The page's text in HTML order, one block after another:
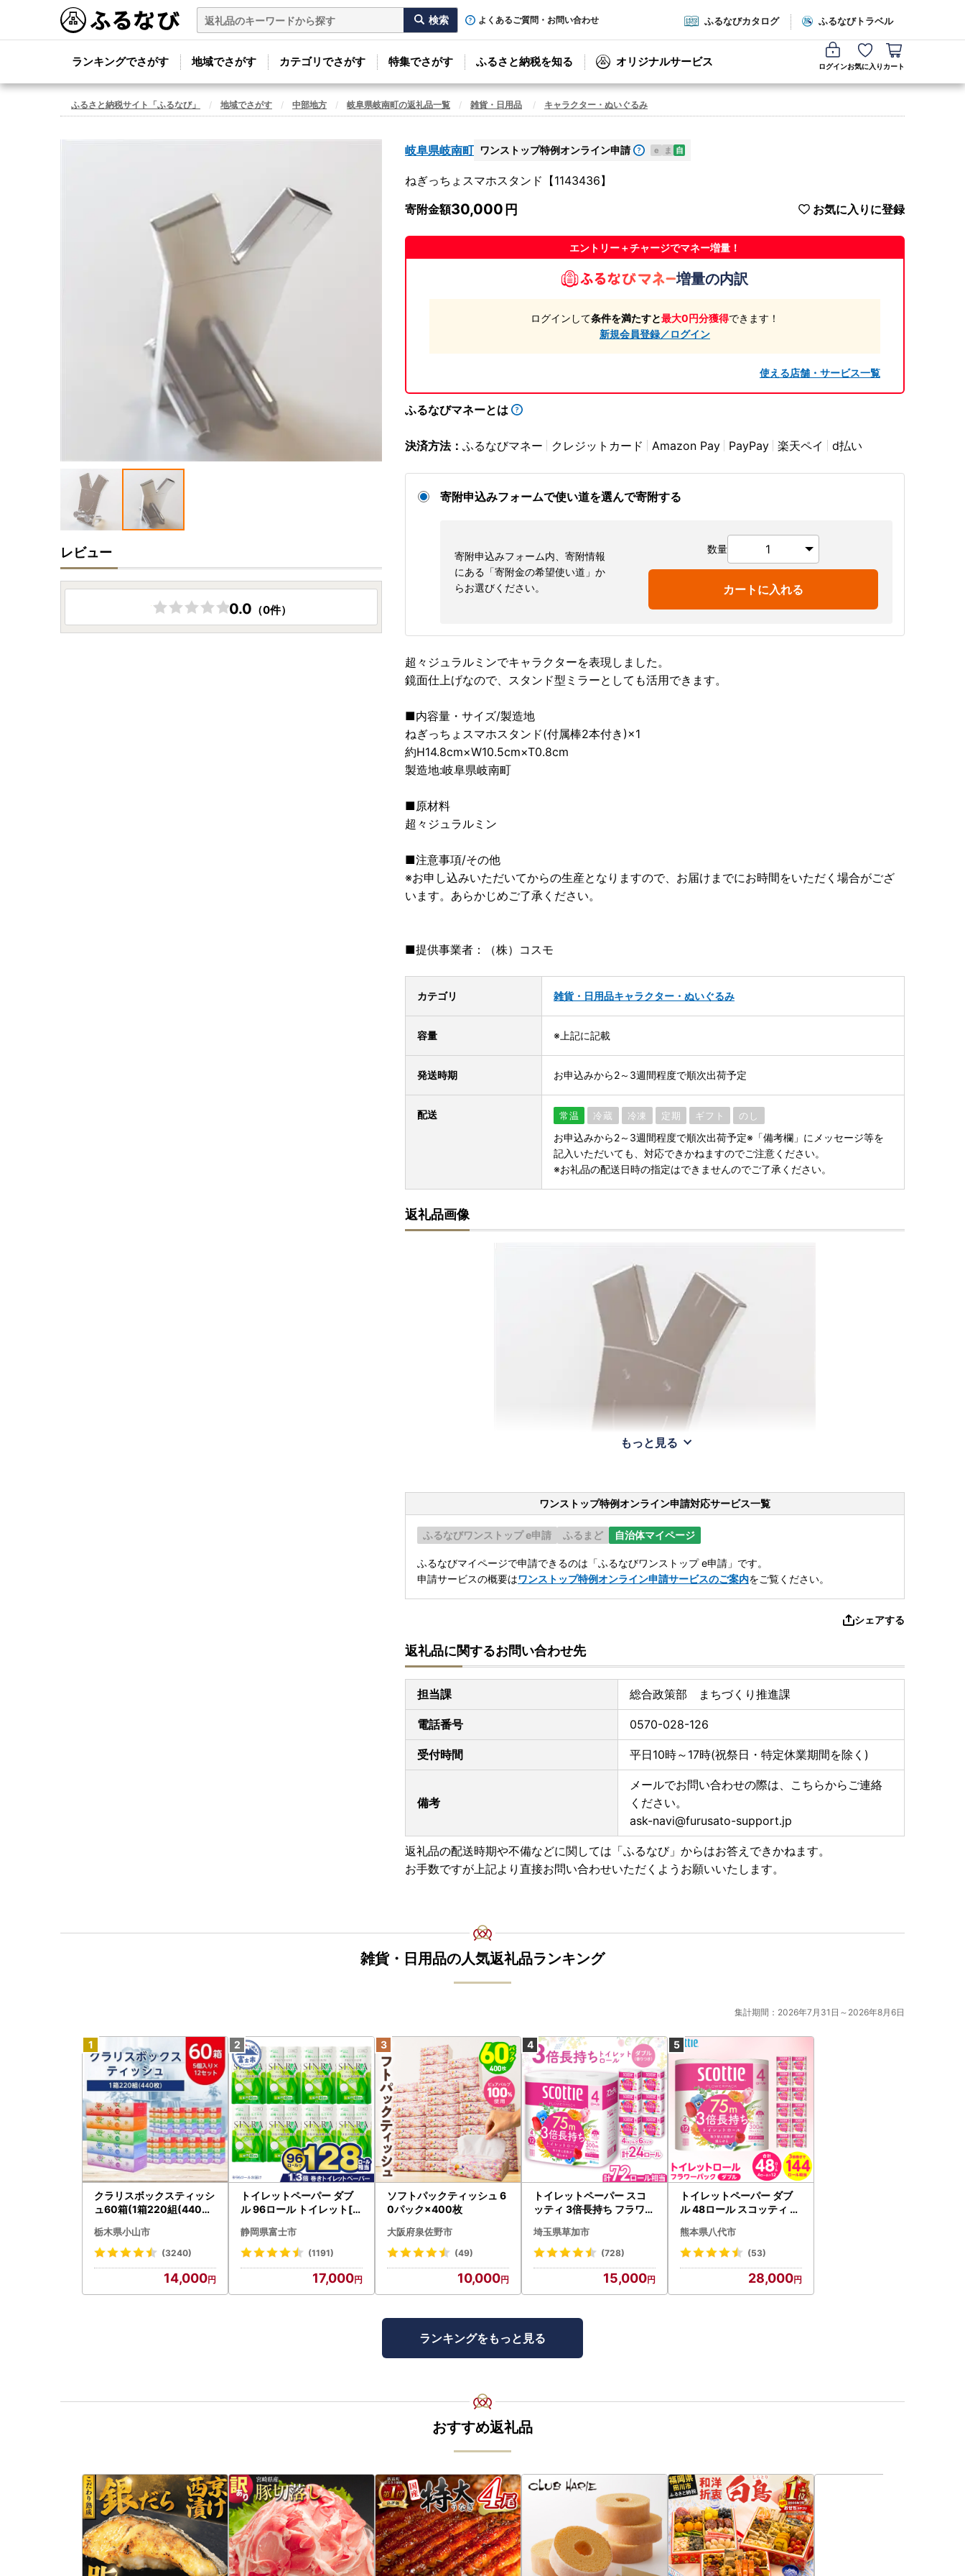
よくあるご質問・お問い合わせ ふるなびカタログ ふるなびトラベル
ランキングでさがす 地域でさがす カテゴリでさがす 特集でさがす ふるさと納税を知る オリジナルサービス ログインお気に入り カート
ふるさと納税サイト「ふるなび」 地域でさがす 中部地方 岐阜県岐南町の返礼品一覧 雑貨・日用品 キャラクター・ぬいぐるみ
岐阜県岐南町 ワンストップ特例オンライン申請 e ま 自
ねぎっちょスマホスタンド【1143436】
寄附金額30,000 お気に入りに登録
エントリー＋チャージでマネー増量！
増量の内訳
ログインして条件を満たすと最大0円分獲得できます！
新規会員登録／ログイン
使える店舗・サービス一覧
ふるなびマネーとは
決済方法： ふるなびマネー クレジットカード Amazon Pay PayPay 楽天ペイ d払い
寄附申込みフォームで使い道を選んで寄附する
寄附申込みフォーム内、寄附情報
にある「寄附金の希望使い道」か
らお選びください。
数量
カートに入れる
超々ジュラルミンでキャラクターを表現しました。
鏡面仕上げなので、スタンド型ミラーとしても活用できます。
■内容量・サイズ/製造地
ねぎっちょスマホスタンド(付属棒2本付き)×1
約H14.8cm×W10.5cm×T0.8cm
製造地:岐阜県岐南町
■原材料
超々ジュラルミン
■注意事項/その他
※お申し込みいただいてからの生産となりますので、お届けまでにお時間をいただく場合がござ
います。あらかじめご了承ください。
■提供事業者：（株）コスモ
カテゴリ 雑貨・日用品キャラクター・ぬいぐるみ
容量 ※上記に記載
発送時期 お申込みから2～3週間程度で順次出荷予定
配送 常温 冷蔵 冷凍 定期 ギフト のし
お申込みから2～3週間程度で順次出荷予定※「備考欄」にメッセージ等を
記入いただいても、対応できかねますのでご注意ください。
※お礼品の配送日時の指定はできませんのでご了承ください。
返礼品画像
もっと見る
ワンストップ特例オンライン申請対応サービス一覧
ふるなびワンストップ e申請 ふるまど 自治体マイページ
ふるなびマイページで申請できるのは「ふるなびワンストップ e申請」です。
申請サービスの概要はワンストップ特例オンライン申請サービスのご案内をご覧ください。
シェアする
返礼品に関するお問い合わせ先
担当課 総合政策部 まちづくり推進課
電話番号 0570-028-126
受付時間 平日10時～17時(祝祭日・特定休業期間を除く)
備考
メールでお問い合わせの際は、こちらからご連絡
ください。
ask-navi@furusato-support.jp
返礼品の配送時期や不備などに関しては「ふるなび」からはお答えできかねます。
お手数ですが上記より直接お問い合わせいただくようお願いいたします。
レビュー
0.0 （0件）
雑貨・日用品の人気返礼品ランキング
集計期間：2026年7月31日～2026年8月6日
クラリスボックスティッシ
ュ60箱(1箱220組(440枚)
送不可地域：離島・沖縄県
】【1256759】
栃木県小山市
(3240)
14,000
トイレットペーパー ダブ
ル 96ロール トイレット[sf
静岡県富士市
(1191)
17,000
ソフトパックティッシュ 6
0パック×400枚
大阪府泉佐野市
(49)
10,000
トイレットペーパー スコ
ッティ 3倍長持ち フラワー
埼玉県草加市
(728)
15,000
トイレットペーパー ダブ
ル 48ロール スコッティ ト
熊本県八代市
(53)
28,000
ランキングをもっと見る
おすすめ返礼品